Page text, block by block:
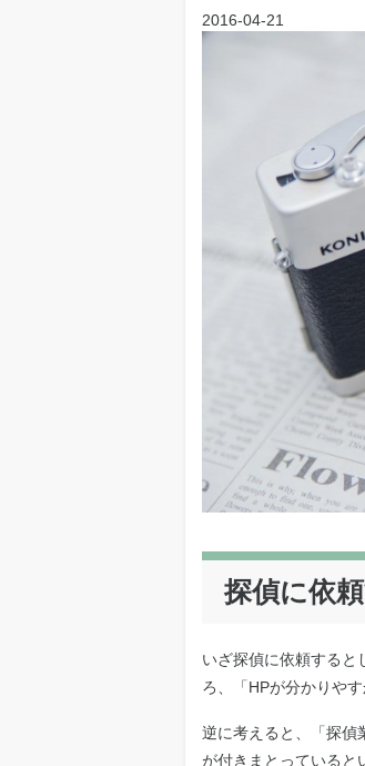
2016-04-21
探偵に依
いざ探偵に依頼すると
ろ、「HPが分かりや
逆に考えると、「探偵
が付きまとっていると